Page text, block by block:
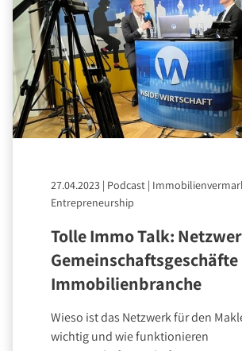
27.04.2023 | Podcast |
Entrepreneurship
Tolle Immo Talk:
Immobilienbranche
Wieso ist das Netzwerk für den
wichtig und wie funktionieren